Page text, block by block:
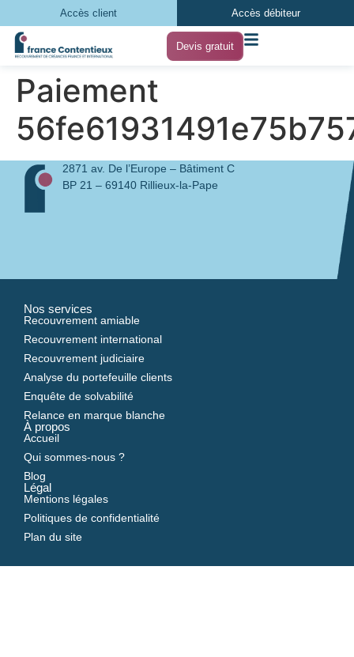
Accès client Accès débiteur
Devis gratuit
Paiement
2871 av. De l’Europe – Bâtiment C
BP 21 – 69140 Rillieux-la-Pape
Nos services
Recouvrement amiable
Recouvrement international
Recouvrement judiciaire
Analyse du portefeuille clients
Enquête de solvabilité
Relance en marque blanche
À propos
Accueil
Qui sommes-nous ?
Blog
Légal
Mentions légales
Politiques de confidentialité
Plan du site